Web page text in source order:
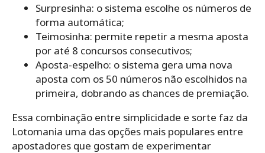
Surpresinha: o sistema escolhe os números de
forma automática;
Teimosinha: permite repetir a mesma aposta
por até 8 concursos consecutivos;
Aposta-espelho: o sistema gera uma nova
aposta com os 50 números não escolhidos na
primeira, dobrando as chances de premiação.
Essa combinação entre simplicidade e sorte faz da
Lotomania uma das opções mais populares entre
apostadores que gostam de experimentar